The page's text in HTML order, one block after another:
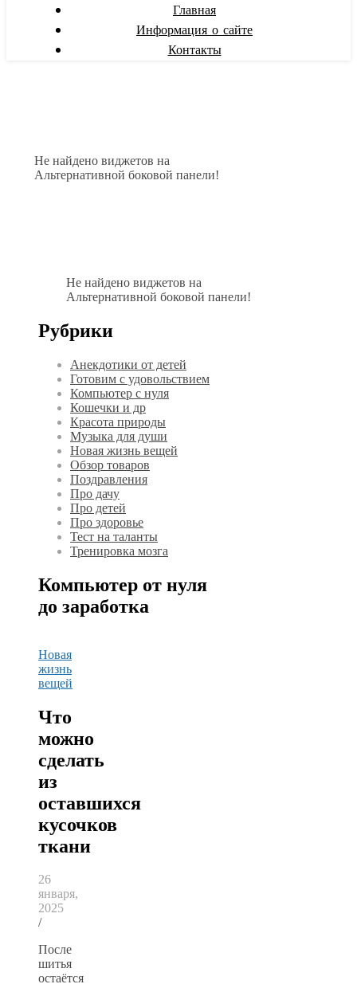
Главная
Информация о сайте
Контакты
Не найдено виджетов на
Альтернативной боковой панели!
Не найдено виджетов на
Альтернативной боковой панели!
Рубрики
Анекдотики от детей
Готовим с удовольствием
Компьютер с нуля
Кошечки и др
Красота природы
Музыка для души
Новая жизнь вещей
Обзор товаров
Поздравления
Про дачу
Про детей
Про здоровье
Тест на таланты
Тренировка мозга
Компьютер от нуля
до заработка
Новая
жизнь
вещей
Что
можно
сделать
из
оставшихся
кусочков
ткани
26
января,
2025
/
После
шитья
остаётся